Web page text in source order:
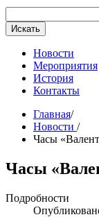
Искать
Новости
Мероприятия
История
Контакты
Главная/
Новости /
Часы
Часы
Подробности